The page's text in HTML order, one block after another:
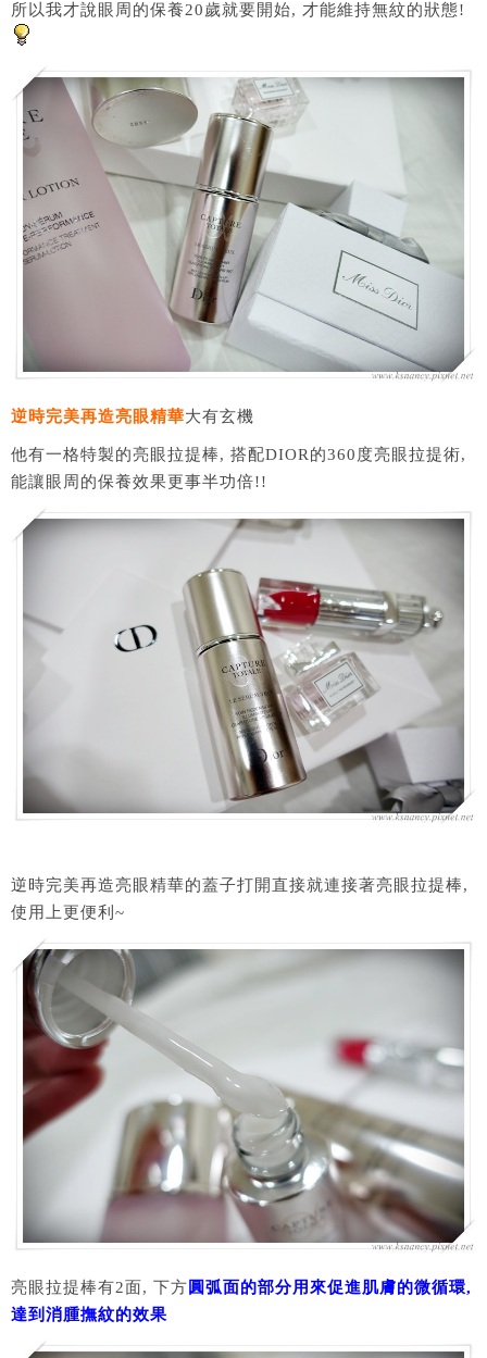
所以我才說眼周的保養20歲就要開始, 才能維持無紋的狀態!
逆時完美再造亮眼精華大有玄機
他有一格特製的亮眼拉提棒, 搭配DIOR的360度亮眼拉提術,
能讓眼周的保養效果更事半功倍!!
逆時完美再造亮眼精華的蓋子打開直接就連接著亮眼拉提棒,
使用上更便利~
亮眼拉提棒有2面, 下方圓弧面的部分用來促進肌膚的微循環,
達到消腫撫紋的效果